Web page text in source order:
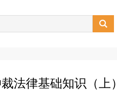

法律基础知识（上）